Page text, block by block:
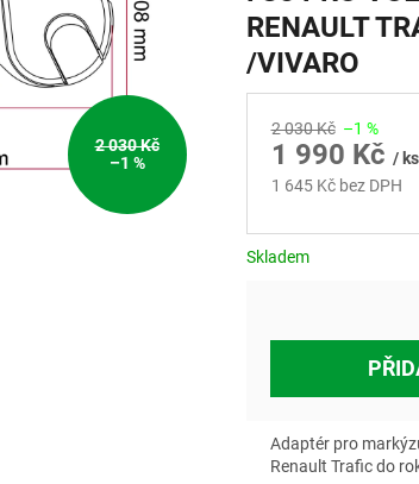
2 030 Kč
–1 %
RENAULT
/VIVARO
2 030 Kč –1 %
1 990 Kč / ks
1 645 Kč bez DPH
Skladem
Adaptér pro
Renault Trafic do